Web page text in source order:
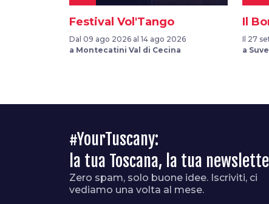
Festival Vol'Tango
Dal 09 ago 2026 al 14 ago 2026
a Montecatini Val di Cecina
Il
Il 27
a
#YourTuscany:
la tua Toscana, la tua
Zero spam, solo buone idee. Iscriviti, ci
vediamo una volta al mese.